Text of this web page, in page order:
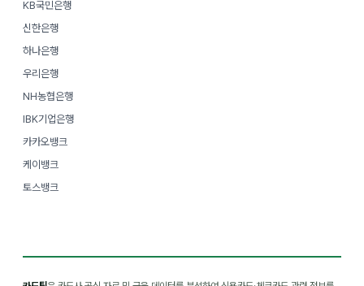
KB국민은행
신한은행
하나은행
우리은행
NH농협은행
IBK기업은행
카카오뱅크
케이뱅크
토스뱅크